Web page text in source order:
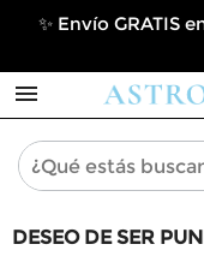
✨ Envío GRATIS

DESEO DE SER